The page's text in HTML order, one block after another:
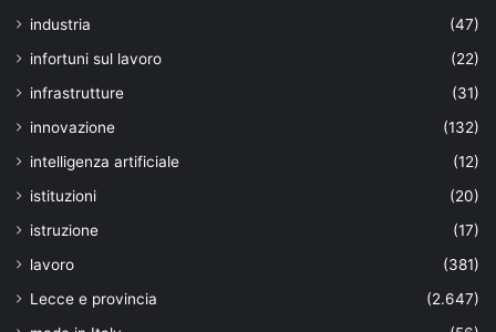
industria
(47)
infortuni sul lavoro
(22)
infrastrutture
(31)
innovazione
(132)
intelligenza artificiale
(12)
istituzioni
(20)
istruzione
(17)
lavoro
(381)
Lecce e provincia
(2.647)